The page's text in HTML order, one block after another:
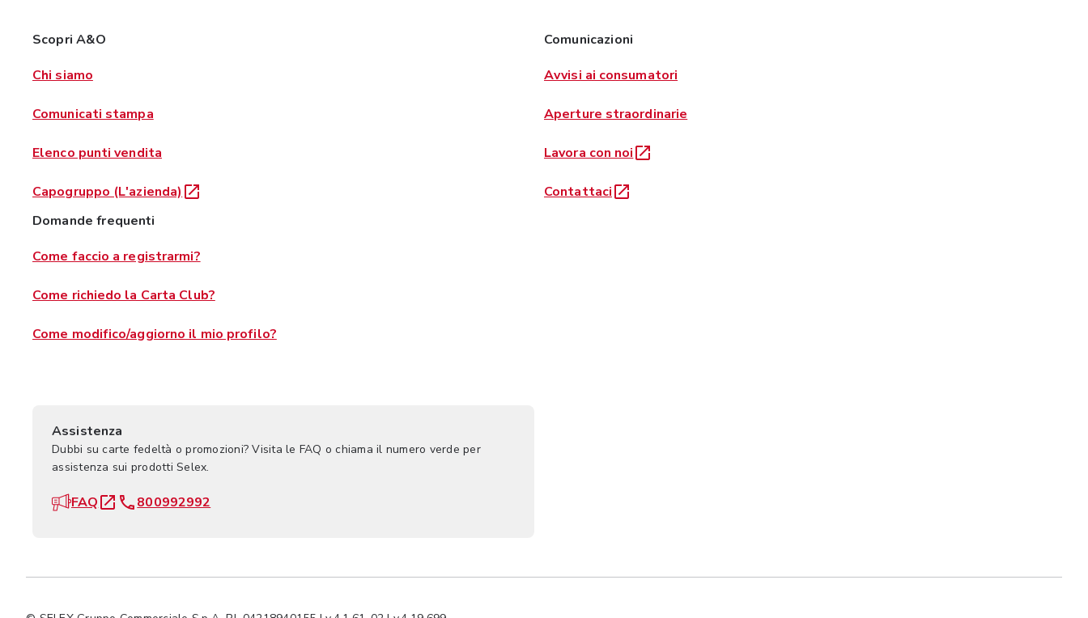
Scopri A&O
Chi siamo
Comunicati stampa
Elenco punti vendita
Capogruppo (L'azienda)
Comunicazioni
Avvisi ai consumatori
Aperture straordinarie
Lavora con noi
Contattaci
Domande frequenti
Come faccio a registrarmi?
Come richiedo la Carta Club?
Come modifico/aggiorno il mio profilo?
Assistenza
Dubbi su carte fedeltà o promozioni? Visita le FAQ o chiama il numero verde per
assistenza sui prodotti Selex.
FAQ 800992992